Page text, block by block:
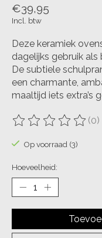
€39,95
Incl. btw
Deze keramiek
dagelijks gebruik
De subtiele
een charmante,
maaltijd iets extra’s
De beoordeling van
(0)
Op voorraad (3)
Hoeveelheid: